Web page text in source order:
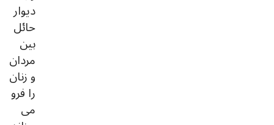
دیوار
حائل
بین
مردان
و زنان
را فرو
می